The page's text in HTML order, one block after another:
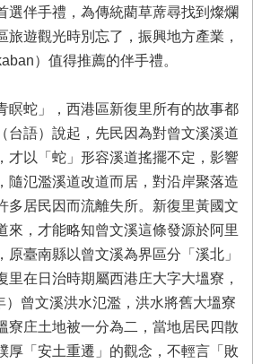
選伴手禮，為傳統藺草蓆尋找到燦爛
旅遊觀光時別忘了，振興地方產業，
）值得推薦的伴手禮。
瞑蛇」，西港區新復里所有的故事都
台語）說起，先民因為對曾文溪溪道
才以「蛇」形容溪道搖擺不定，影響
隨氾濫溪道改道而居，對沿岸聚落造
多居民因而流離失所。新復里黃國文
來，才能略知曾文溪這條發源於阿里
原臺南縣以曾文溪為界區分「溪北」
里在日治時期屬西港庄大字大塭寮，
）曾文溪洪水氾濫，洪水將舊大塭寮
寮庄土地被一分為二，當地居民四散
厚「安土重遷」的觀念，不輕言「敗